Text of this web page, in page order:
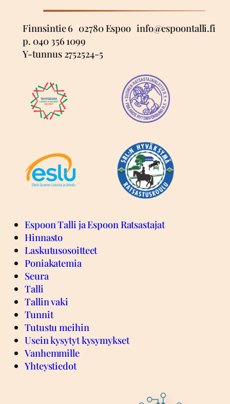
Finnsintie 6 02780 Espoo info@espoontalli.fi
p. 040 356 1099
Y-tunnus 2752524-5
Espoon Talli ja Espoon Ratsastajat
Hinnasto
Laskutusosoitteet
Poniakatemia
Seura
Talli
Tallin vaki
Tunnit
Tutustu meihin
Usein kysytyt kysymykset
Vanhemmille
Yhteystiedot